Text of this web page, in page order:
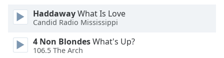
HaddawayWhat Is Love
Candid Radio Mississippi
4 Non BlondesWhat's Up?
106.5 The Arch